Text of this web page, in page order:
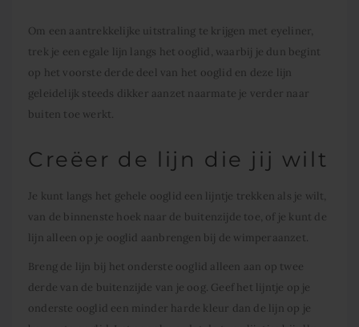
Om een aantrekkelijke uitstraling te krijgen met eyeliner,
trek je een egale lijn langs het ooglid, waarbij je dun begint
op het voorste derde deel van het ooglid en deze lijn
geleidelijk steeds dikker aanzet naarmate je verder naar
buiten toe werkt.
Creëer de lijn die jij wilt
Je kunt langs het gehele ooglid een lijntje trekken als je wilt,
van de binnenste hoek naar de buitenzijde toe, of je kunt de
lijn alleen op je ooglid aanbrengen bij de wimperaanzet.
Breng de lijn bij het onderste ooglid alleen aan op twee
derde van de buitenzijde van je oog. Geef het lijntje op je
onderste ooglid een minder harde kleur dan de lijn op je